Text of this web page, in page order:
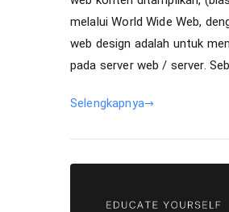
melalui World Wide Web,
web design adalah untuk
pada server web / server.
Selengkapnya